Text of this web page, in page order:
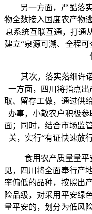
另一方面，严酷落实
物全数接入国度农产物
息系统互联互通，打通
建立“泉源可溯、全程
其次，落实落细许诺
一方面，四川将指点
取、留存工做，通过供
办事，小散农户积极
面；同时，结合市场监
关，实行“有证快速放
食用农产质量量平安
见，四川将全面奉行产
率偏低的品种，按照出
险品级，对采用平安绿
量平安的，划分为低风